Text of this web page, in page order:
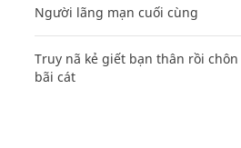
Người lãng mạn cuối cùng
Truy nã kẻ giết bạn thân rồi
bãi cát